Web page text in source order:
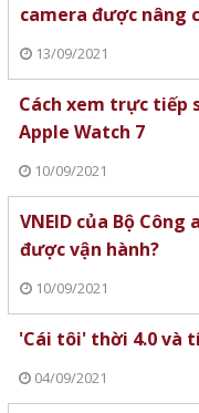
camera được nâng
13/09/2021
Cách xem trực tiếp
Apple Watch 7
10/09/2021
VNEID của Bộ
được vận hành?
10/09/2021
'Cái tôi' thời 4.0 và
04/09/2021